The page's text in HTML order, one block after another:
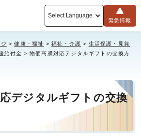
Select Language
緊急情報
>健康・福祉 >福祉・介護 > 生活保護・見舞
給付金 > 物価高騰対応デジタルギフトの交換方
デジタルギフトの交換